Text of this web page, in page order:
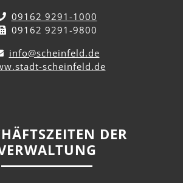
09162 9291-1000
09162 9291-9800
info@scheinfeld.de
scheinfeld.de
DER